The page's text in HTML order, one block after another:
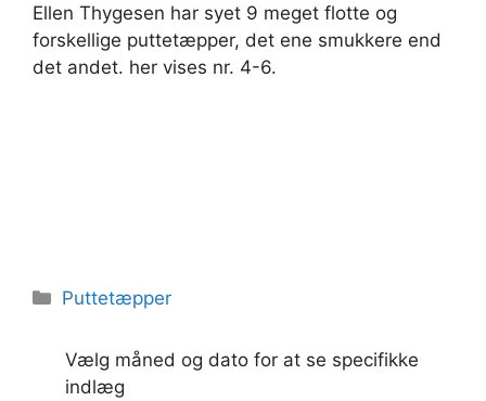
Ellen Thygesen har syet 9 meget flotte og
forskellige puttetæpper, det ene smukkere end
det andet. her vises nr. 4-6.
Kategorier
Puttetæpper
Vælg måned og dato for at se specifikke
indlæg